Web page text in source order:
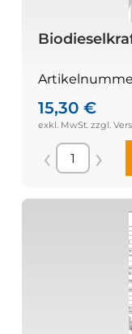
15,30 €